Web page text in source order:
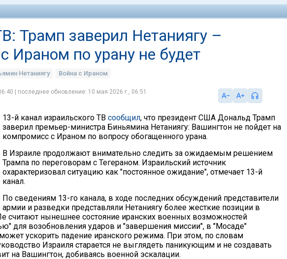
Трамп заверил Нетаниягу –
Ираном по урану не будет
Нетаниягу Война с Ираном
| последнее обновление: 10 мая 2026 г., 06:51
13-й канал израильского ТВ сообщил, что президент США Дональд Трамп
заверил премьер-министра Биньямина Нетаниягу: Вашингтон не пойдет на
компромисс с Ираном по вопросу обогащенного урана.
В Израиле продолжают внимательно следить за ожидаемым решением
Трампа по переговорам с Тегераном. Израильский источник
охарактеризовал ситуацию как "постоянное ожидание", отмечает 13-й
канал.
По сведениям 13-го канала, в ходе последних обсуждений представители
армии и разведки представляли Нетаниягу более жесткие позиции в
считают нынешнее состояние иранских военных возможностей
для возобновления ударов и "завершения миссии", в "Мосаде"
ускорить падение иранского режима. При этом, по словам
Израиля старается не выглядеть паникующим и не создавать
на Вашингтон, добиваясь военной эскалации.